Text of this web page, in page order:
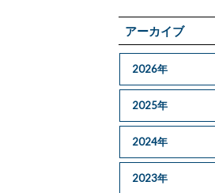
アーカイブ
2026年
2025年
2024年
2023年